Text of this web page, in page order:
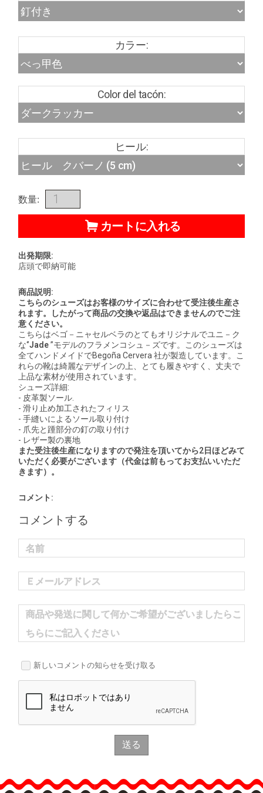
カラー:
Color del tacón:
ヒール:
数量:
カートに入れる
出発期限:
店頭で即納可能
商品説明:
こちらのシューズはお客様のサイズに合わせて受注後生産さ
れます。したがって商品の交換や返品はできませんのでご注
意ください。
こちらはベゴ－ニャセルベラのとてもオリジナルでユニ－ク
な‘’Jade’’モデルのフラメンコシュ－ズです。
このシューズは
全てハンドメイドでBegoña Cervera 社が製造しています。こ
れらの靴は綺麗なデザインの上、とても履きやすく、丈夫で
上品な素材が使用されています。
シューズ詳細:
- 皮革製ソール
- 滑り止め加工されたフィリス
- 手縫いによるソール取り付け
- 爪先と踵部分の釘の取り付け
- レザー製の裏地
また受注後生産になりますので発注を頂いてから2日ほどみて
いただく必要がございます（代金は前もってお支払いいただ
きます）。
コメント:
コメントする
名前
Ｅメールアドレス
商品や発送に関して何かご希望がございましたらこ
ちらにご記入ください
新しいコメントの知らせを受け取る
送る